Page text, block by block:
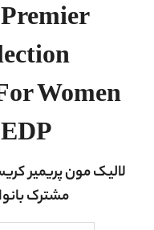
Women
لالیک مون پریمیر
مشترک